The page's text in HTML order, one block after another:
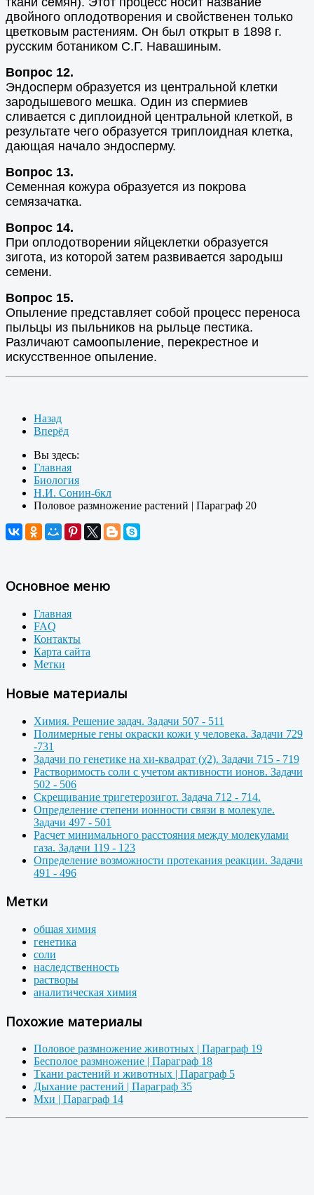
двойного оплодотворения и свойственен только
цветковым растениям. Он был открыт в 1898 г.
русским ботаником С.Г. Навашиным.
Вопрос 12.
Эндосперм образуется из центральной клетки
зародышевого мешка. Один из спермиев
сливается с диплоидной центральной клеткой, в
результате чего образуется триплоидная клетка,
дающая начало эндосперму.
Вопрос 13.
Семенная кожура образуется из покрова
семязачатка.
Вопрос 14.
При оплодотворении яйцеклетки образуется
зигота, из которой затем развивается зародыш
семени.
Вопрос 15.
Опыление представляет собой процесс переноса
пыльцы из пыльников на рыльце пестика.
Различают самоопыление, перекрестное и
искусственное опыление.
Назад
Вперёд
Вы здесь:
Главная
Биология
Н.И. Сонин-6кл
Половое размножение растений | Параграф 20
Основное меню
Главная
FAQ
Контакты
Карта сайта
Метки
Новые материалы
Химия. Решение задач. Задачи 507 - 511
Полимерные гены окраски кожи у человека. Задачи 729
-731
Задачи по генетике на хи-квадрат (χ2). Задачи 715 - 719
Растворимость соли с учетом активности ионов. Задачи
502 - 506
Скрещивание тригетерозигот. Задача 712 - 714.
Определение степени ионности связи в молекуле.
Задачи 497 - 501
Расчет минимального расстояния между молекулами
газа. Задачи 119 - 123
Определение возможности протекания реакции. Задачи
491 - 496
Метки
общая химия
генетика
соли
наследственность
растворы
аналитическая химия
Похожие материалы
Половое размножение животных | Параграф 19
Бесполое размножение | Параграф 18
Ткани растений и животных | Параграф 5
Дыхание растений | Параграф 35
Мхи | Параграф 14